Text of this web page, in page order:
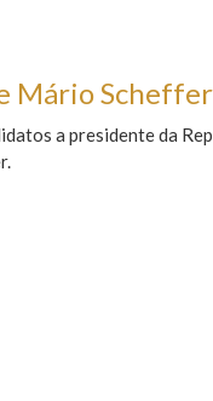
Mário Scheffer
a presidente da